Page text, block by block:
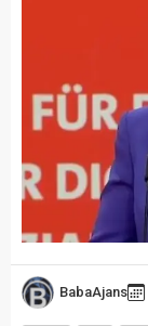
BabaAjans